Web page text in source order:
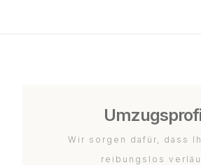
Wir sorgen dafür, dass
reibungslos